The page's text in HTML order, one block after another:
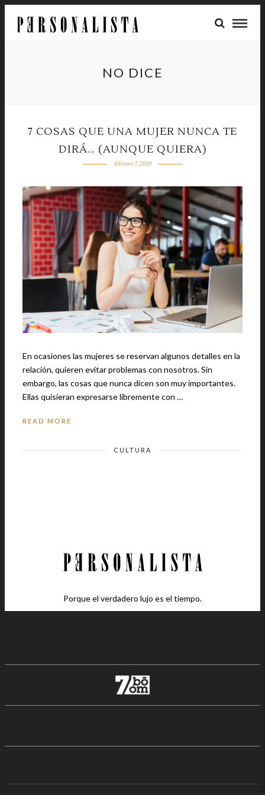
NO DICE
7 COSAS QUE UNA MUJER NUNCA TE
DIRÁ… (AUNQUE QUIERA)
febrero 7, 2019
En ocasiones las mujeres se reservan algunos detalles en la
relación, quieren evitar problemas con nosotros. Sin
embargo, las cosas que nunca dicen son muy importantes.
Ellas quisieran expresarse libremente con …
READ MORE
CULTURA
Porque el verdadero lujo es el tiempo.